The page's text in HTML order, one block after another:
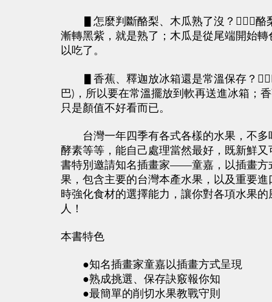
▋怎麼判斷酪梨、木瓜熟了沒？酪梨
漸轉黑紫，就是熟了；木瓜是從尾端開始
以吃了。
▋香蕉、釋迦放冰箱還是常溫保存？
巴)，所以要在常溫擺放到軟再送進冰箱；
只是顏值不好看而已。
台灣一年四季有各式各樣的水果，不多
酵素等等，能自己處理當然最好，既新鮮
書特別邀請知名插畫家——童嘉，以插畫方
果，包含主要的台灣本產水果，以及重要
時強化食材的選擇能力，讓你對各項水果
人！
本書特色
●知名插畫家童嘉以插畫方式呈現
●熟成挑選、保存訣竅報你知
●最簡單的削切水果教戰守則